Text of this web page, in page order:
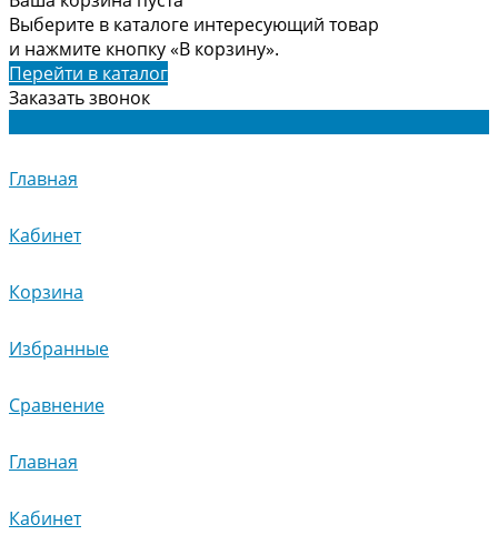
Выберите в каталоге интересующий товар
и нажмите кнопку «В корзину».
Перейти в каталог
Заказать звонок
Главная
Кабинет
Корзина
Избранные
Сравнение
Главная
Кабинет